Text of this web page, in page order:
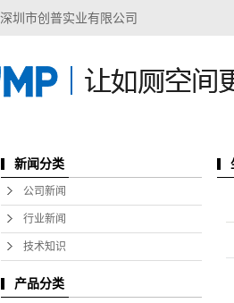
圳市创普实业有限公司
新闻分类
公司新闻
行业新闻
技术知识
产品分类